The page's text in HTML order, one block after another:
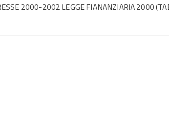
2000-2002 LEGGE FIANANZIARIA 2000